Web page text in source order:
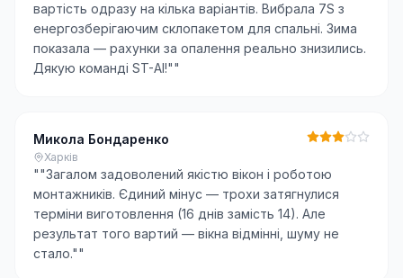
вартість одразу на кілька варіантів. Вибрала 7S з
енергозберігаючим склопакетом для спальні. Зима
показала — рахунки за опалення реально знизились.
Дякую команді ST-AI!""
Микола Бондаренко
Харків
""Загалом задоволений якістю вікон і роботою
монтажників. Єдиний мінус — трохи затягнулися
терміни виготовлення (16 днів замість 14). Але
результат того вартий — вікна відмінні, шуму не
стало.""